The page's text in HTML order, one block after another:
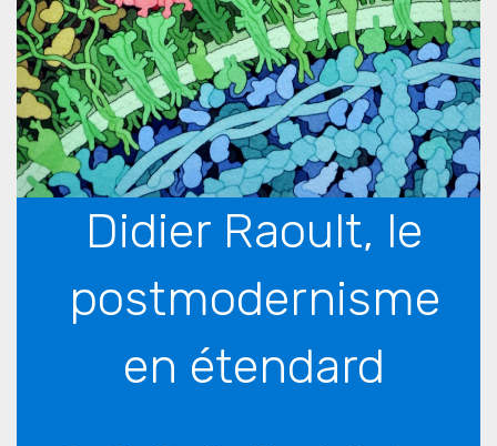
Didier Raoult, le
postmodernisme
en étendard